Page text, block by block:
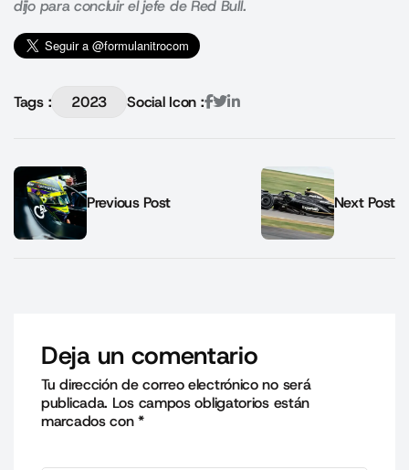
dijo para concluir el jefe de Red Bull.
Tags : 2023 Social Icon :
Previous Post Next Post
Deja un comentario
Tu dirección de correo electrónico no será
publicada. Los campos obligatorios están
marcados con*